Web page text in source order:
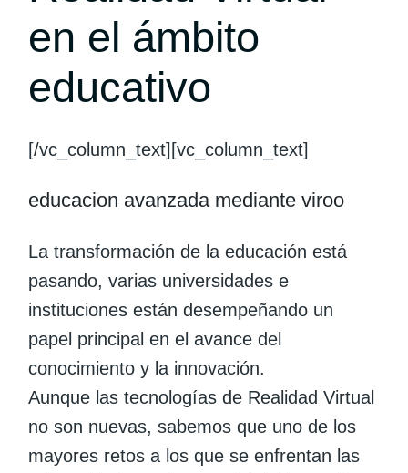
en el ámbito
educativo
[/vc_column_text][vc_column_text]
educacion avanzada mediante viroo
La transformación de la educación está
pasando, varias universidades e
instituciones están desempeñando un
papel principal en el avance del
conocimiento y la innovación.
Aunque las tecnologías de Realidad Virtual
no son nuevas, sabemos que uno de los
mayores retos a los que se enfrentan las